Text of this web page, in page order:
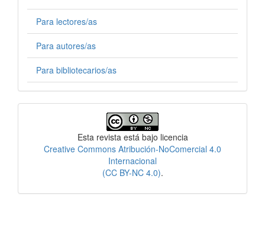
Para lectores/as
Para autores/as
Para bibliotecarios/as
Esta revista está bajo licencia
Creative Commons Atribución-NoComercial 4.0
Internacional
(CC BY-NC 4.0).